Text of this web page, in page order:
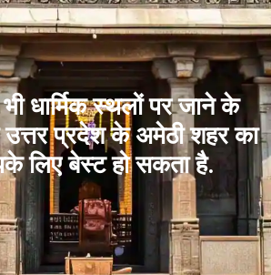
धार्मिक स्थलों पर जाने के
उत्तर प्रदेश के अमेठी शहर का
लिए बेस्ट हो सकता है.